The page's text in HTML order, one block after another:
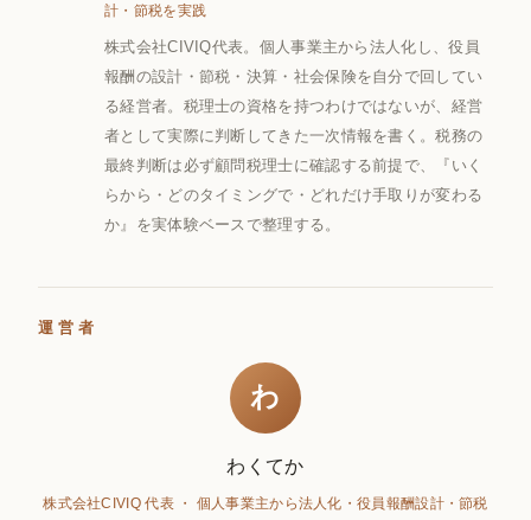
計・節税を実践
株式会社CIVIQ代表。個人事業主から法人化し、役員
報酬の設計・節税・決算・社会保険を自分で回してい
る経営者。税理士の資格を持つわけではないが、経営
者として実際に判断してきた一次情報を書く。税務の
最終判断は必ず顧問税理士に確認する前提で、『いく
らから・どのタイミングで・どれだけ手取りが変わる
か』を実体験ベースで整理する。
運営者
わ
わくてか
株式会社CIVIQ 代表 ・ 個人事業主から法人化・役員報酬設計・節税